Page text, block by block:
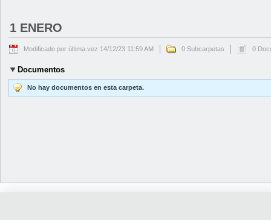
1 ENERO
Modificado por última vez 14/12/23 11:59 AM 0 Subcarpetas 0
Documentos
No hay documentos en esta carpeta.